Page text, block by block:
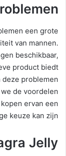
een grote
van mannen.
beschikbaar,
product biedt
problemen
de voordelen
ervan een
keuze kan zijn.
Jelly?